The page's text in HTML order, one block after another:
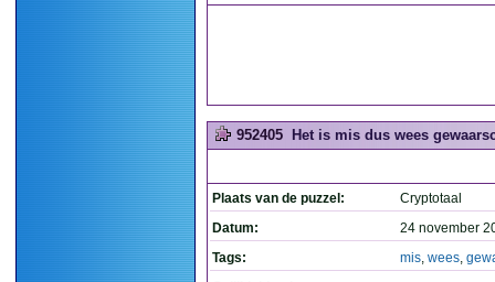
952405 Het is mis dus wees
Plaats van de puzzel:
Cryptotaal
Datum:
24 november
Tags:
mis, wees,